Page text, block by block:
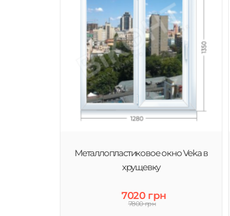
Металлопластиковое окно Veka в
хрущевку
7020 грн
7800 грн